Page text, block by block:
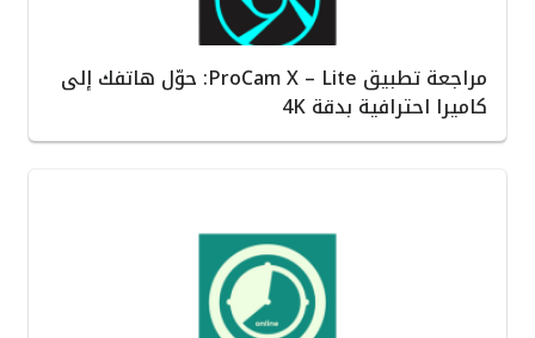
مراجعة تطبيق ProCam X – Lite: حوّل هاتفك إلى
كاميرا احترافية بدقة 4K